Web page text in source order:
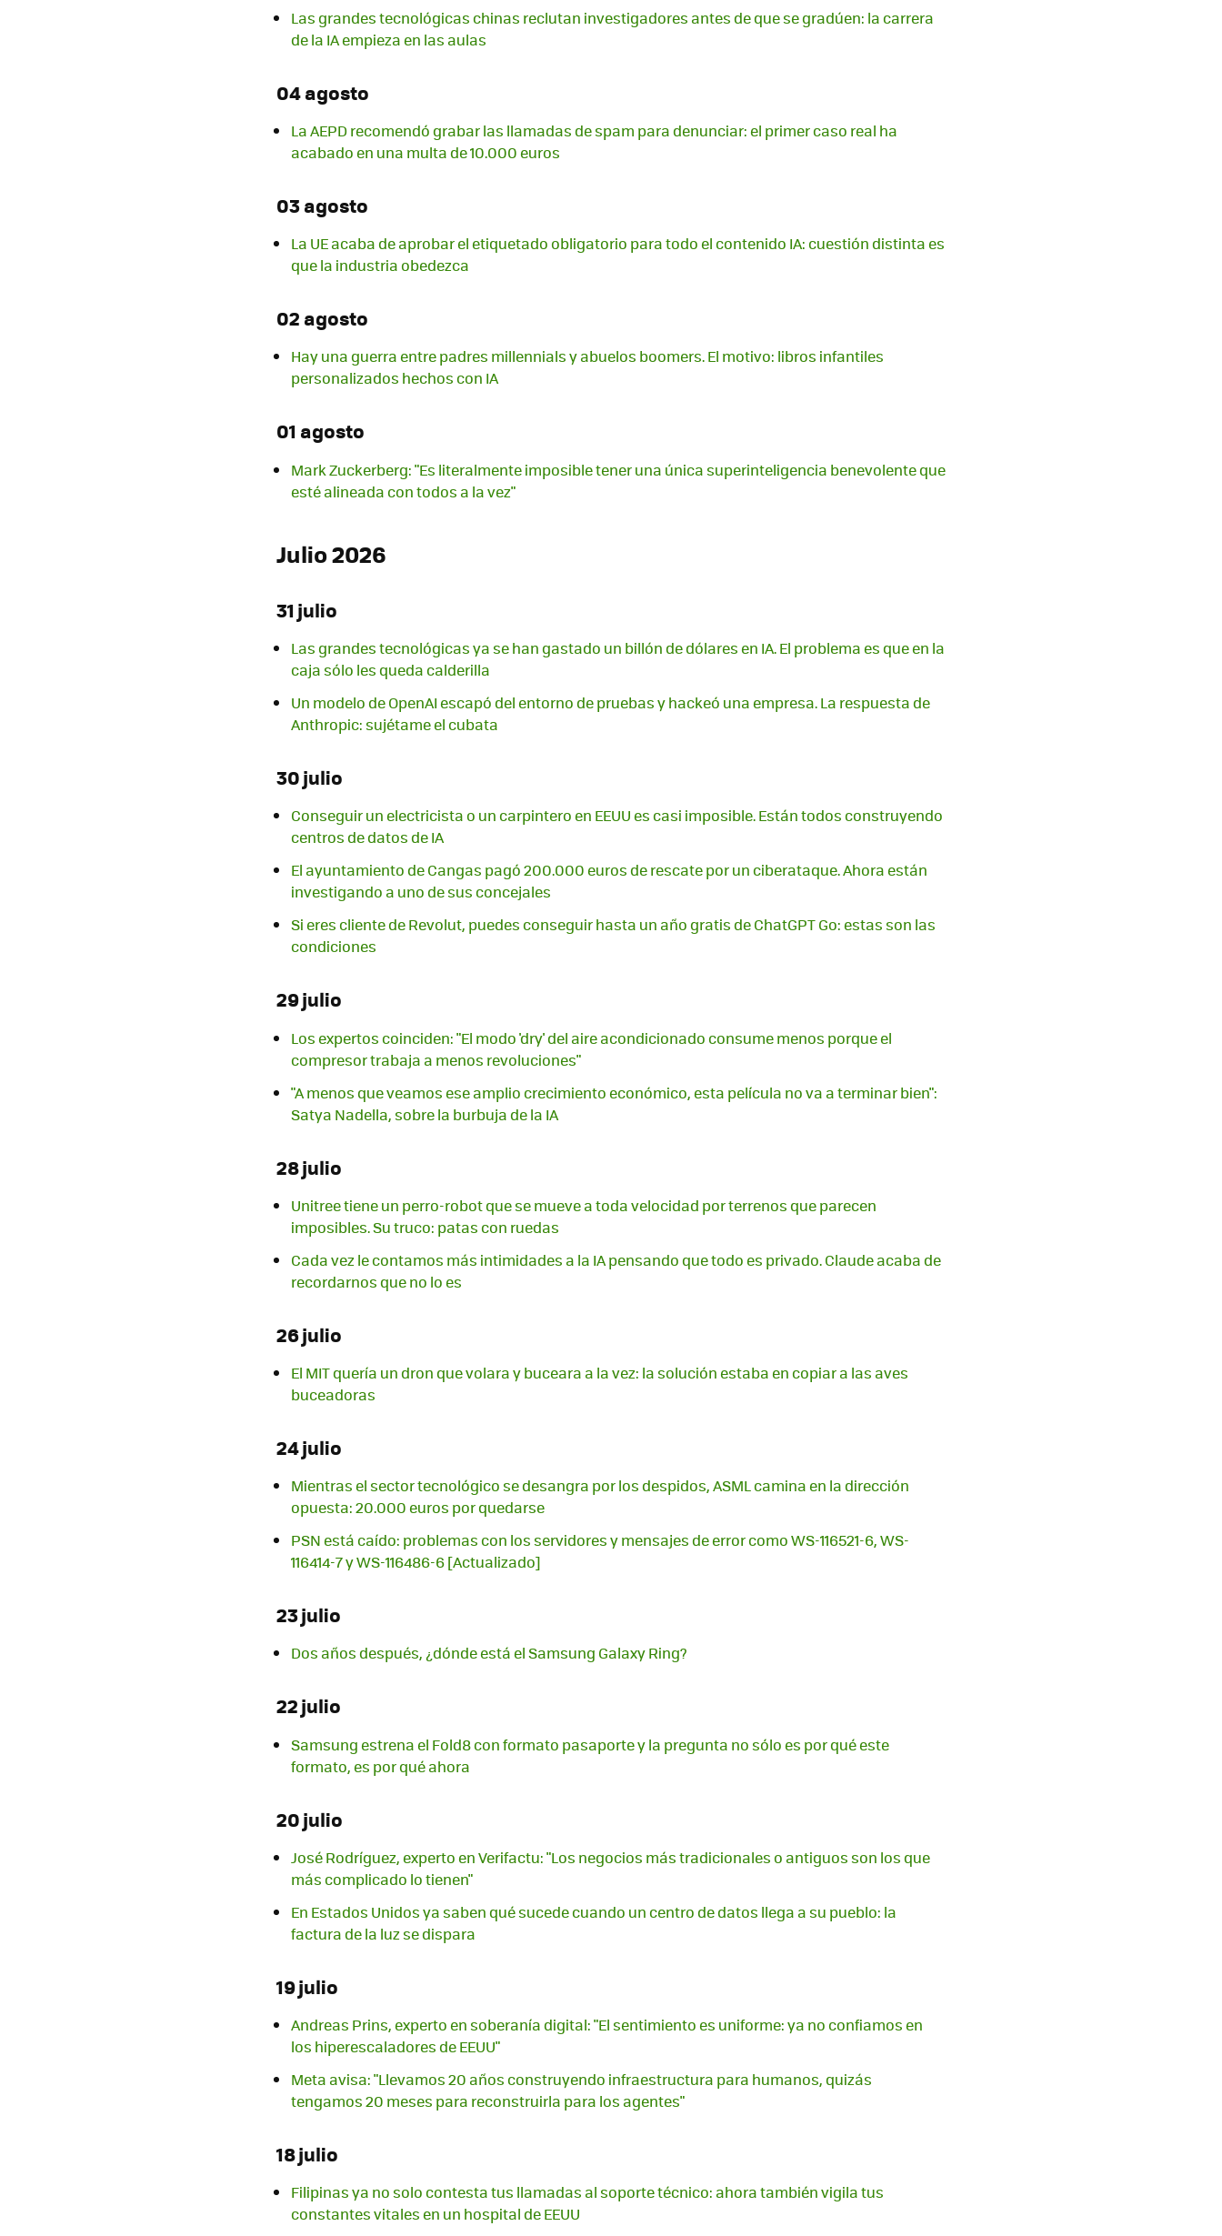
Las grandes tecnológicas chinas reclutan investigadores antes de que se gradúen: la carrera
de la IA empieza en las aulas
04 agosto
La AEPD recomendó grabar las llamadas de spam para denunciar: el primer caso real ha
acabado en una multa de 10.000 euros
03 agosto
La UE acaba de aprobar el etiquetado obligatorio para todo el contenido IA: cuestión distinta es
que la industria obedezca
02 agosto
Hay una guerra entre padres millennials y abuelos boomers. El motivo: libros infantiles
personalizados hechos con IA
01 agosto
Mark Zuckerberg: "Es literalmente imposible tener una única superinteligencia benevolente que
esté alineada con todos a la vez"
Julio 2026
31 julio
Las grandes tecnológicas ya se han gastado un billón de dólares en IA. El problema es que en la
caja sólo les queda calderilla
Un modelo de OpenAI escapó del entorno de pruebas y hackeó una empresa. La respuesta de
Anthropic: sujétame el cubata
30 julio
Conseguir un electricista o un carpintero en EEUU es casi imposible. Están todos construyendo
centros de datos de IA
El ayuntamiento de Cangas pagó 200.000 euros de rescate por un ciberataque. Ahora están
investigando a uno de sus concejales
Si eres cliente de Revolut, puedes conseguir hasta un año gratis de ChatGPT Go: estas son las
condiciones
29 julio
Los expertos coinciden: "El modo 'dry' del aire acondicionado consume menos porque el
compresor trabaja a menos revoluciones"
"A menos que veamos ese amplio crecimiento económico, esta película no va a terminar bien":
Satya Nadella, sobre la burbuja de la IA
28 julio
Unitree tiene un perro-robot que se mueve a toda velocidad por terrenos que parecen
imposibles. Su truco: patas con ruedas
Cada vez le contamos más intimidades a la IA pensando que todo es privado. Claude acaba de
recordarnos que no lo es
26 julio
El MIT quería un dron que volara y buceara a la vez: la solución estaba en copiar a las aves
buceadoras
24 julio
Mientras el sector tecnológico se desangra por los despidos, ASML camina en la dirección
opuesta: 20.000 euros por quedarse
PSN está caído: problemas con los servidores y mensajes de error como WS-116521-6, WS-
116414-7 y WS-116486-6 [Actualizado]
23 julio
Dos años después, ¿dónde está el Samsung Galaxy Ring?
22 julio
Samsung estrena el Fold8 con formato pasaporte y la pregunta no sólo es por qué este
formato, es por qué ahora
20 julio
José Rodríguez, experto en Verifactu: "Los negocios más tradicionales o antiguos son los que
más complicado lo tienen"
En Estados Unidos ya saben qué sucede cuando un centro de datos llega a su pueblo: la
factura de la luz se dispara
19 julio
Andreas Prins, experto en soberanía digital: "El sentimiento es uniforme: ya no confiamos en
los hiperescaladores de EEUU"
Meta avisa: "Llevamos 20 años construyendo infraestructura para humanos, quizás
tengamos 20 meses para reconstruirla para los agentes"
18 julio
Filipinas ya no solo contesta tus llamadas al soporte técnico: ahora también vigila tus
constantes vitales en un hospital de EEUU